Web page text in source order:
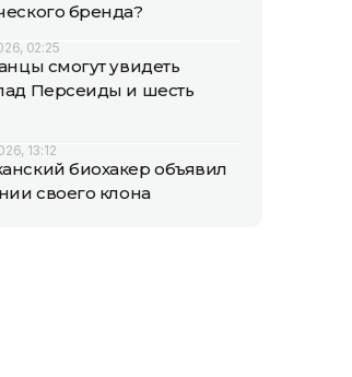
бренда?
02:25
смогут увидеть
Персеиды и шесть
13:12
биохакер объявил
своего клона